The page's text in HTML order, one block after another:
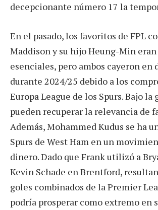
decepcionante número 17 la
En el pasado, los favoritos de FPL
Maddison y su hijo Heung-Min
esenciales, pero ambos cayeron en
durante 2024/25 debido a los
Europa League de los Spurs. Bajo la
pueden recuperar la relevancia de
Además, Mohammed Kudus se ha
Spurs de West Ham en un
dinero. Dado que Frank utilizó a
Kevin Schade en Brentford,
goles combinados de la Premier
podría prosperar como extremo en